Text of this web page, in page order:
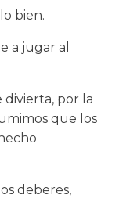
bien.
a jugar al
divierta, por la
que los
deberes,